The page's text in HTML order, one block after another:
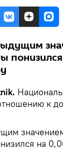
к
на